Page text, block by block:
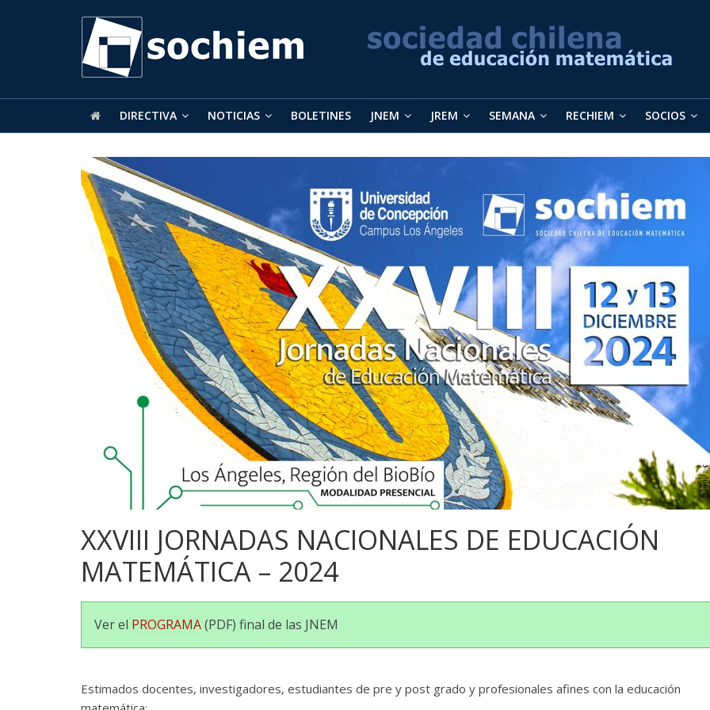
SOCHIEM
Sociedad
Educación
DIRECTIVA NOTICIAS BOLETINES JNEM JREM SEMANA RECHIEM SOCIOS
XXVIII JORNADAS NACIONALES DE EDUCACIÓN
MATEMÁTICA – 2024
Ver el PROGRAMA(PDF) final de las JNEM
Estimados docentes, investigadores, estudiantes de pre y post grado y profesionales afines con la educación